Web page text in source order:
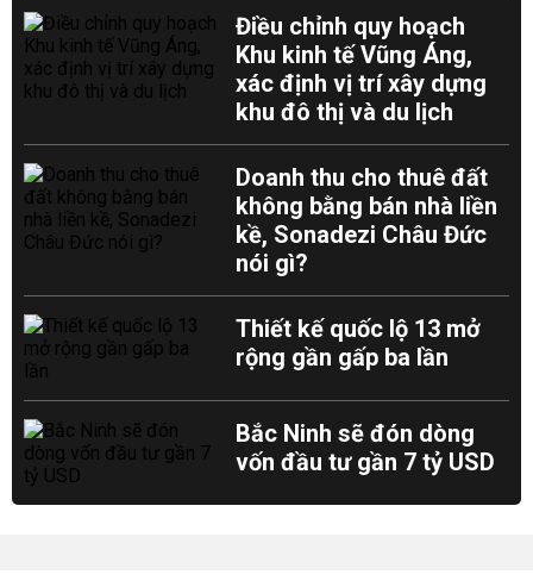
Điều chỉnh quy hoạch
Khu kinh tế Vũng Áng,
xác định vị trí xây dựng
khu đô thị và du lịch
Doanh thu cho thuê đất
không bằng bán nhà liền
kề, Sonadezi Châu Đức
nói gì?
Thiết kế quốc lộ 13 mở
rộng gần gấp ba lần
Bắc Ninh sẽ đón dòng
vốn đầu tư gần 7 tỷ USD